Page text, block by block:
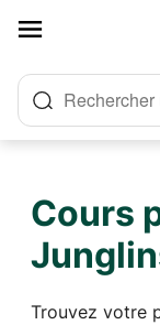
Cours
Trouvez votre